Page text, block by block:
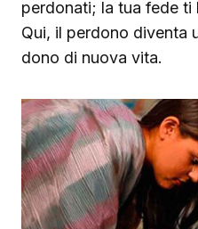
perdonati; la tua fede ti
Qui, il perdono diventa
dono di nuova vita.